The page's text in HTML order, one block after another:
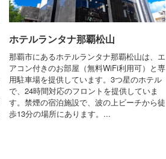
ホテルランタナ那覇松山
那覇市にあるホテルランタナ那覇松山は、エ
アコン付きのお部屋（無料WiFi利用可）と専
用駐車場を提供しています。3つ星のホテル
で、24時間対応のフロントを提供していま
す。禁煙の宿泊施設で、波の上ビーチから徒
歩13分の場所にあります。...